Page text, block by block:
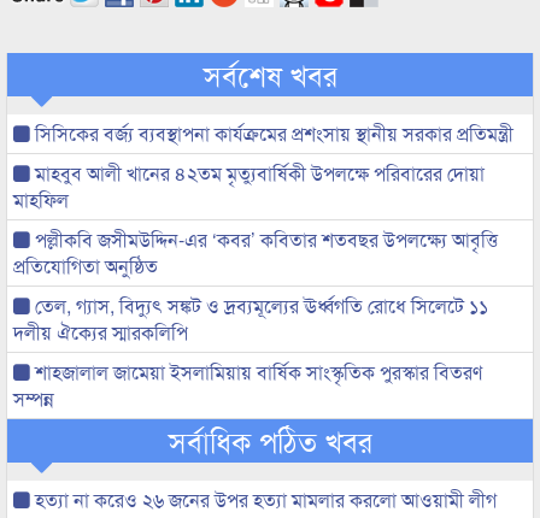
সর্বশেষ খবর
সিসিকের বর্জ্য ব্যবস্থাপনা কার্যক্রমের প্রশংসায় স্থানীয় সরকার প্রতিমন্ত্রী
মাহবুব আলী খানের ৪২তম মৃত্যুবার্ষিকী উপলক্ষে পরিবারের দোয়া
মাহফিল
পল্লীকবি জসীমউদ্দিন-এর ‘কবর’ কবিতার শতবছর উপলক্ষ্যে আবৃত্তি
প্রতিযোগিতা অনুষ্ঠিত
তেল, গ্যাস, বিদ্যুৎ সঙ্কট ও দ্রব্যমূল্যের ঊর্ধ্বগতি রোধে সিলেটে ১১
দলীয় ঐক্যের স্মারকলিপি
শাহজালাল জামেয়া ইসলামিয়ায় বার্ষিক সাংস্কৃতিক পুরস্কার বিতরণ
সম্পন্ন
সর্বাধিক পঠিত খবর
হত্যা না করেও ২৬ জনের উপর হত্যা মামলার করলো আওয়ামী লীগ